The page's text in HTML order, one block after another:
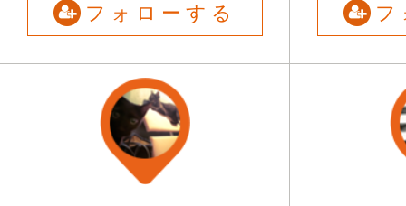
フォローする